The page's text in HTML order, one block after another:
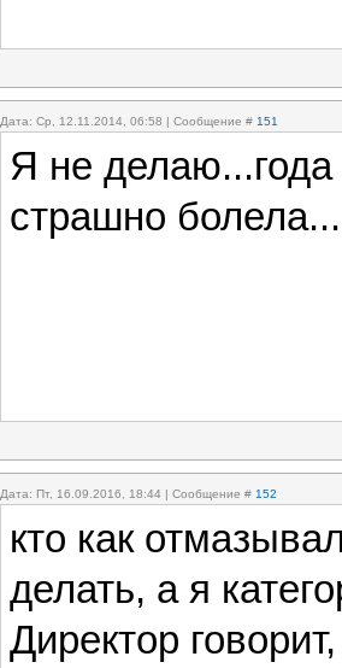
Дата: Ср, 12.11.2014, 06:58 | Сообщение # 151
Я не
страшно
Дата: Пт, 16.09.2016, 18:44 | Сообщение # 152
кто как
делать, а я
Директор